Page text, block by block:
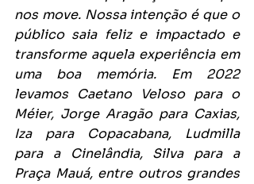
nos move. Nossa intenção é que o
público saia feliz e impactado e
transforme aquela experiência em
uma boa memória. Em 2022
levamos Caetano Veloso para o
Méier, Jorge Aragão para Caxias,
Iza para Copacabana, Ludmilla
para a Cinelândia, Silva para a
Praça Mauá, entre outros grandes